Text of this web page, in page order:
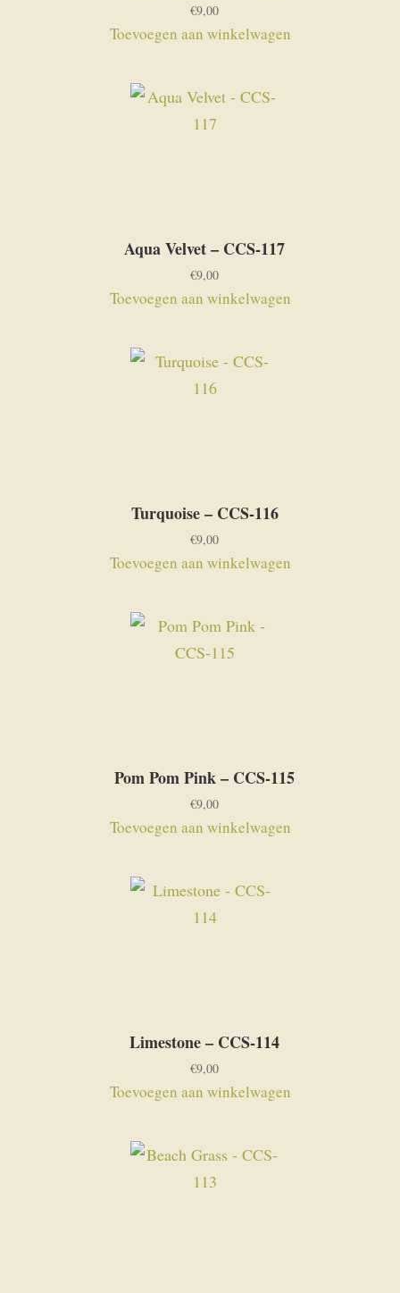
€9,00
Toevoegen aan winkelwagen
Aqua Velvet – CCS-117
€9,00
Toevoegen aan winkelwagen
Turquoise – CCS-116
€9,00
Toevoegen aan winkelwagen
Pom Pom Pink – CCS-115
€9,00
Toevoegen aan winkelwagen
Limestone – CCS-114
€9,00
Toevoegen aan winkelwagen